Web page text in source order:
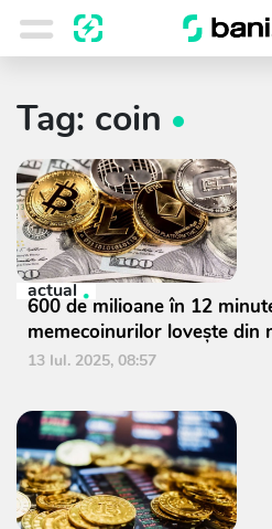
Tag: coin
actual
600 de milioane în 12
memecoinurilor lovește din
13 Iul. 2025, 08:57